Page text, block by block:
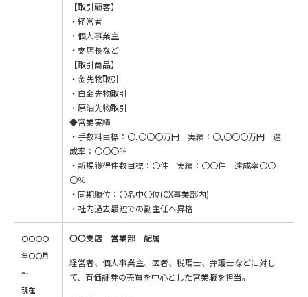
【取引顧客】
・経営者
・個人事業主
・支店長など
【取引商品】
・金先物取引
・白金先物取引
・原油先物取引
◆営業実績
・手数料目標：〇,〇〇〇万円 実績：〇,〇〇〇万円 達
成率：〇〇〇％
・新規獲得件数目標：〇件 実績：〇〇件 達成率〇〇
〇％
・同期順位：〇名中〇位(CX事業部内)
・社内過去最短での副主任へ昇格
〇〇〇〇
年〇〇月
～
現在
〇〇支店 営業部 配属
経営者、個人事業主、医者、税理士、弁護士などに対し
て、有価証券の売買を中心とした営業職を担当。